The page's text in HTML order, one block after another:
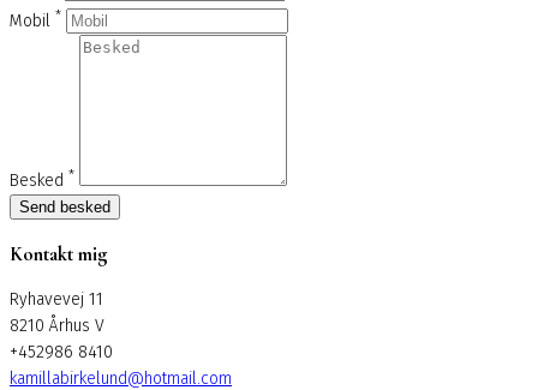
Mobil *
Besked *
Send besked
Kontakt mig
Ryhavevej 11
8210 Århus V
+452986 8410
kamillabirkelund@hotmail.com